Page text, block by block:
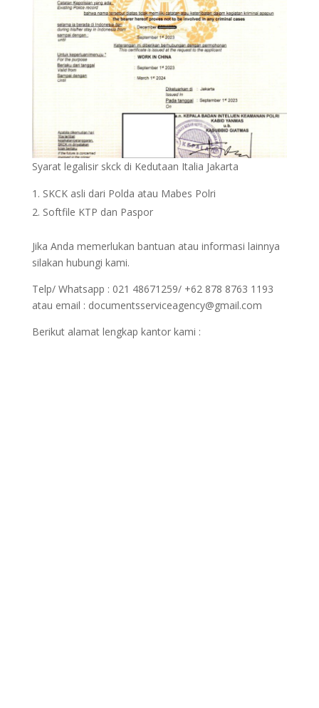
Syarat legalisir skck di Kedutaan Italia Jakarta
SKCK asli dari Polda atau Mabes Polri
Softfile KTP dan Paspor
Jika Anda memerlukan bantuan atau informasi lainnya
silakan hubungi kami.
Telp/ Whatsapp : 021 48671259/ +62 878 8763 1193
atau email : documentsserviceagency@gmail.com
Berikut alamat lengkap kantor kami :